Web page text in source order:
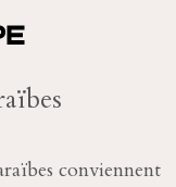
conviennent